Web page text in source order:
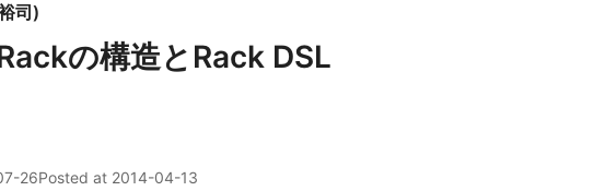
司)
の構造とRack DSL
26Posted at 2014-04-13